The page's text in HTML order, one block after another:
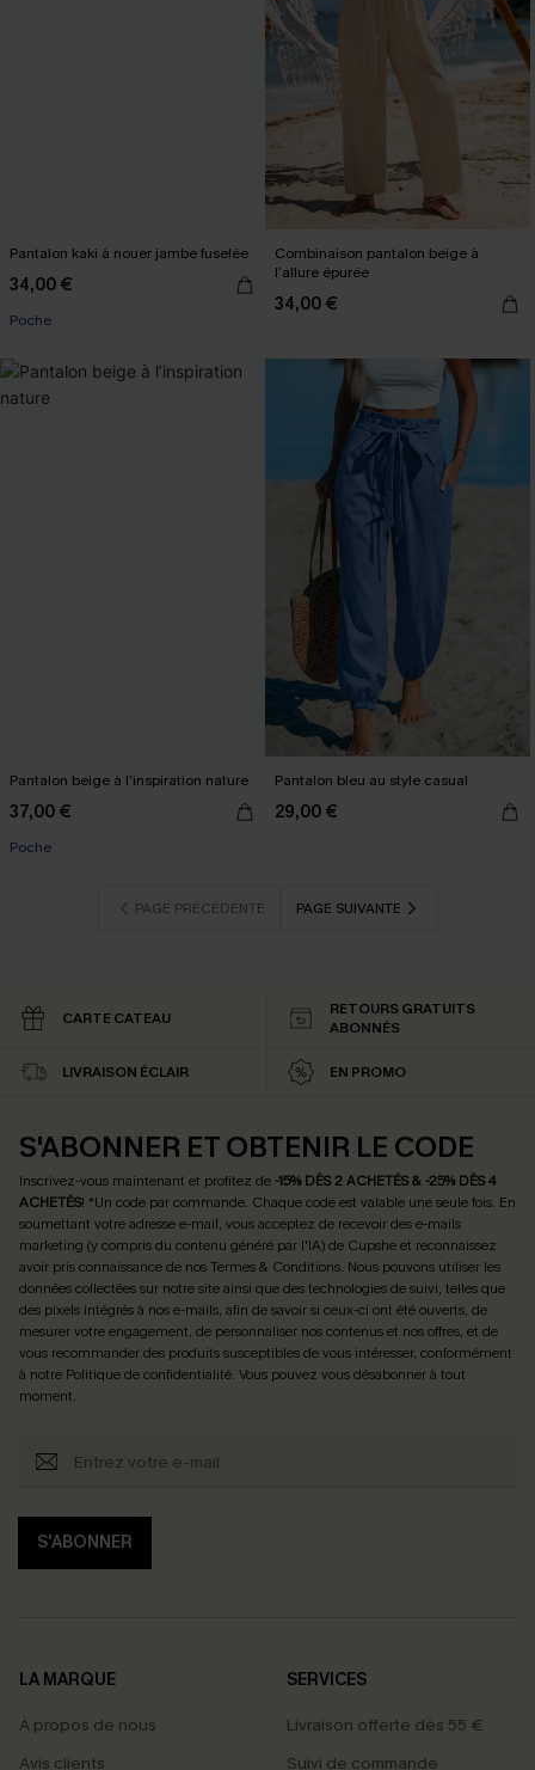
Pantalon kaki à nouer jambe fuselée
34,00 €
Poche
Combinaison pantalon beige à
l’allure épurée
34,00 €
Pantalon beige à l’inspiration nature
37,00 €
Poche
Pantalon bleu au style casual
29,00 €
PAGE PRÉCÉDENTE PAGE SUIVANTE
CARTE CATEAU
RETOURS GRATUITS
ABONNÉS
LIVRAISON ÉCLAIR EN PROMO
S'ABONNER ET OBTENIR LE CODE
Inscrivez-vous maintenant et profitez de -15% DÈS 2 ACHETÉS & -25% DÈS 4
ACHETÉS! *Un code par commande. Chaque code est valable une seule fois. En
soumettant votre adresse e-mail, vous acceptez de recevoir des e-mails
marketing (y compris du contenu généré par l'IA) de Cupshe et reconnaissez
avoir pris connaissance de nosTermes & Conditions. Nous pouvons utiliser les
données collectées sur notre site ainsi que des technologies de suivi, telles que
des pixels intégrés à nos e-mails, afin de savoir si ceux-ci ont été ouverts, de
mesurer votre engagement, de personnaliser nos contenus et nos offres, et de
vous recommander des produits susceptibles de vous intéresser, conformément
à notre Politique de confidentialité. Vous pouvez vous désabonner à tout
moment.
S'ABONNER
LA MARQUE
À propos de nous
Avis clients
SERVICES
Livraison offerte dès 55 €
Suivi de commande